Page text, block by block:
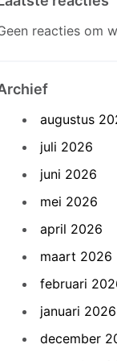
reacties om
augustus
juli 2026
juni 2026
mei 2026
april 2026
maart 2026
februari
januari 2026
december